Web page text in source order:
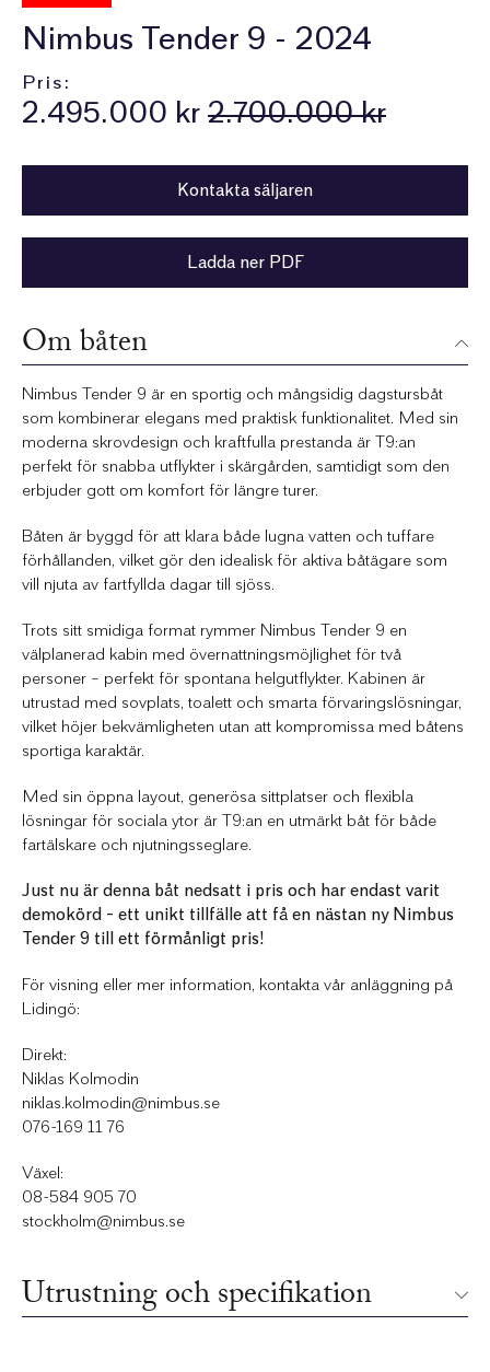
Nimbus Tender 9 - 2024
Pris:
2.495.000 kr 2.700.000 kr
Kontakta säljaren
Ladda ner PDF
Om båten
Nimbus Tender 9 är en sportig och mångsidig dagstursbåt
som kombinerar elegans med praktisk funktionalitet. Med sin
moderna skrovdesign och kraftfulla prestanda är T9:an
perfekt för snabba utflykter i skärgården, samtidigt som den
erbjuder gott om komfort för längre turer.
Båten är byggd för att klara både lugna vatten och tuffare
förhållanden, vilket gör den idealisk för aktiva båtägare som
vill njuta av fartfyllda dagar till sjöss.
Trots sitt smidiga format rymmer Nimbus Tender 9 en
välplanerad kabin med övernattningsmöjlighet för två
personer – perfekt för spontana helgutflykter. Kabinen är
utrustad med sovplats, toalett och smarta förvaringslösningar,
vilket höjer bekvämligheten utan att kompromissa med båtens
sportiga karaktär.
Med sin öppna layout, generösa sittplatser och flexibla
lösningar för sociala ytor är T9:an en utmärkt båt för både
fartälskare och njutningsseglare.
Just nu är denna båt nedsatt i pris och har endast varit
demokörd – ett unikt tillfälle att få en nästan ny Nimbus
Tender 9 till ett förmånligt pris!
För visning eller mer information, kontakta vår anläggning på
Lidingö:
Direkt:
Niklas Kolmodin
niklas.kolmodin@nimbus.se
076-169 11 76
Växel:
08-584 905 70
stockholm@nimbus.se
Utrustning och specifikation